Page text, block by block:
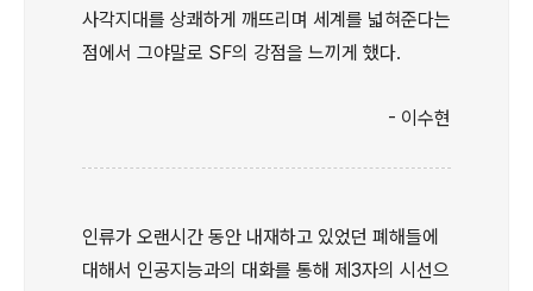
사각지대를 상쾌하게 깨뜨리며 세계를 넓혀준다는
점에서 그야말로 SF의 강점을 느끼게 했다.
- 이수현
인류가 오랜시간 동안 내재하고 있었던 폐해들에
대해서 인공지능과의 대화를 통해 제3자의 시선으